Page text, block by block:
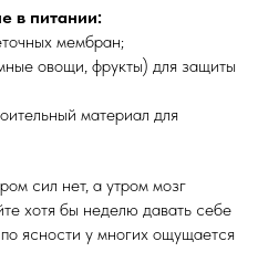
в питании:
мембран;
овощи, фрукты) для защиты
материал для
сил нет, а утром мозг
хотя бы неделю давать себе
ясности у многих ощущается